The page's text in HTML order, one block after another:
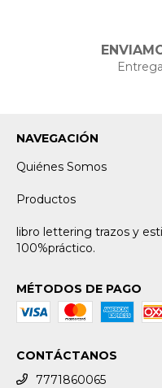
NAVEGACIÓN
Quiénes Somos
Productos
libro lettering trazos y
100%práctico.
MÉTODOS DE PAGO
CONTÁCTANOS
7771860065